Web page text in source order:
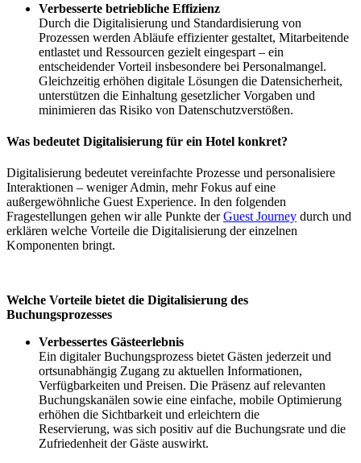
Verbesserte betriebliche Effizienz
Durch die Digitalisierung und Standardisierung von
Prozessen werden Abläufe effizienter gestaltet, Mitarbeitende
entlastet und Ressourcen gezielt eingespart – ein
entscheidender Vorteil insbesondere bei Personalmangel.
Gleichzeitig erhöhen digitale Lösungen die Datensicherheit,
unterstützen die Einhaltung gesetzlicher Vorgaben und
minimieren das Risiko von Datenschutzverstößen.
Was bedeutet Digitalisierung für ein Hotel konkret?
Digitalisierung bedeutet vereinfachte Prozesse und personalisiere
Interaktionen – weniger Admin, mehr Fokus auf eine
außergewöhnliche Guest Experience. In den folgenden
Fragestellungen gehen wir alle Punkte derGuest Journey durch und
erklären welche Vorteile die Digitalisierung der einzelnen
Komponenten bringt.
Welche Vorteile bietet die Digitalisierung des
Buchungsprozesses
Verbessertes Gästeerlebnis
Ein digitaler Buchungsprozess bietet Gästen jederzeit und
ortsunabhängig Zugang zu aktuellen Informationen,
Verfügbarkeiten und Preisen. Die Präsenz auf relevanten
Buchungskanälen sowie eine einfache, mobile Optimierung
erhöhen die Sichtbarkeit und erleichtern die
Reservierung, was sich positiv auf die Buchungsrate und die
Zufriedenheit der Gäste auswirkt.